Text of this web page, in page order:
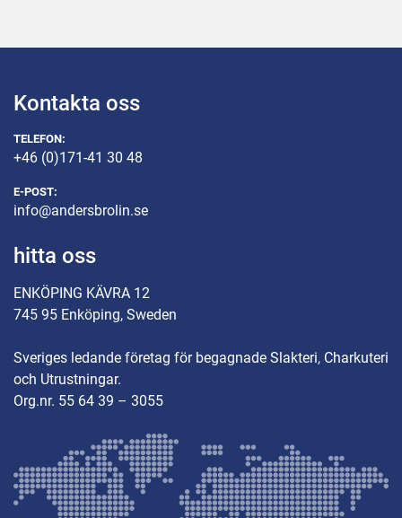
Kontakta oss
TELEFON:
+46 (0)171-41 30 48
E-POST:
info@andersbrolin.se
hitta oss
ENKÖPING KÄVRA 12
745 95 Enköping, Sweden
Sveriges ledande företag för begagnade Slakteri, Charkuteri
och Utrustningar.
Org.nr. 55 64 39 – 3055